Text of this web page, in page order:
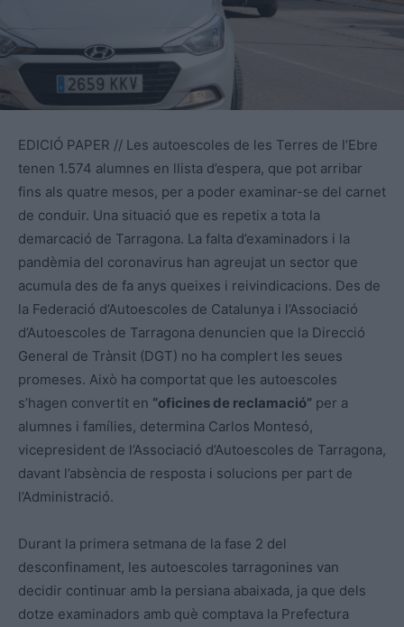
EDICIÓ PAPER // Les autoescoles de les Terres de l’Ebre
tenen 1.574 alumnes en llista d’espera, que pot arribar
fins als quatre mesos, per a poder examinar-se del carnet
de conduir. Una situació que es repetix a tota la
demarcació de Tarragona. La falta d’examinadors i la
pandèmia del coronavirus han agreujat un sector que
acumula des de fa anys queixes i reivindicacions. Des de
la Federació d’Autoescoles de Catalunya i l’Associació
d’Autoescoles de Tarragona denuncien que la Direcció
General de Trànsit (DGT) no ha complert les seues
promeses. Això ha comportat que les autoescoles
s’hagen convertit en “oficines de reclamació” per a
alumnes i famílies, determina Carlos Montesó,
vicepresident de l’Associació d’Autoescoles de Tarragona,
davant l’absència de resposta i solucions per part de
l’Administració.
Durant la primera setmana de la fase 2 del
desconfinament, les autoescoles tarragonines van
decidir continuar amb la persiana abaixada, ja que dels
dotze examinadors amb què comptava la Prefectura